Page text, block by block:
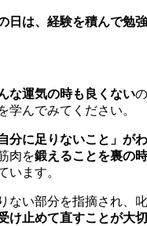
日は、経験を積んで勉
な運気の時も良くない
学んでみてください。
自分に足りないこと」が
肉を鍛えることを裏の
います。
ない部分を指摘され、
け止めて直すことが大切